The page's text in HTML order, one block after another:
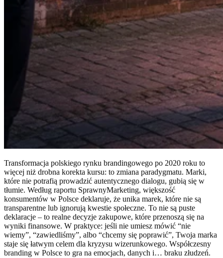
Transformacja polskiego rynku brandingowego po 2020 roku to
więcej niż drobna korekta kursu: to zmiana paradygmatu. Marki,
które nie potrafią prowadzić autentycznego dialogu, gubią się w
tłumie. Według raportu SprawnyMarketing, większość
konsumentów w Polsce deklaruje, że unika marek, które nie są
transparentne lub ignorują kwestie społeczne. To nie są puste
deklaracje – to realne decyzje zakupowe, które przenoszą się na
wyniki finansowe. W praktyce: jeśli nie umiesz mówić “nie
wiemy”, “zawiedliśmy”, albo “chcemy się poprawić”, Twoja marka
staje się łatwym celem dla kryzysu wizerunkowego. Współczesny
branding w Polsce to gra na emocjach, danych i… braku złudzeń.